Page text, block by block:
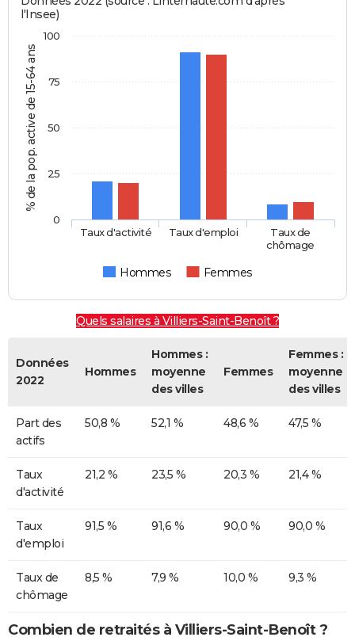
% de la pop. active de 15-64 ans
l'Insee)
Hommes Femmes
Taux d'activité Taux d'emploi
Taux de
chômage
0
25
50
75
100
Quels salaires à Villiers-Saint-Benoît ?
Données
2022
Hommes
Hommes :
moyenne
des villes
Femmes
Femmes :
moyenne
des villes
Part des
actifs
50,8 % 52,1 % 48,6 % 47,5 %
Taux
d'activité
21,2 % 23,5 % 20,3 % 21,4 %
Taux
d'emploi
91,5 % 91,6 % 90,0 % 90,0 %
Taux de
chômage
8,5 % 7,9 % 10,0 % 9,3 %
Combien de retraités à Villiers-Saint-Benoît ?